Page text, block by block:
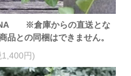
※倉庫からの直送とな
品との同梱はできません。
円)